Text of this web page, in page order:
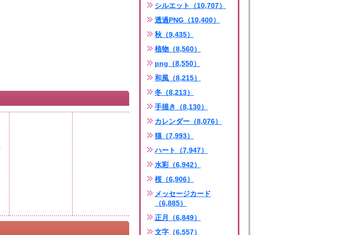
シルエット（10,707）
透過PNG（10,400）
秋（9,435）
植物（8,560）
png（8,550）
和風（8,215）
冬（8,213）
手描き（8,130）
カレンダー（8,076）
猫（7,993）
ハート（7,947）
水彩（6,942）
桜（6,906）
メッセージカード
（6,885）
正月（6,849）
文字（6,557）